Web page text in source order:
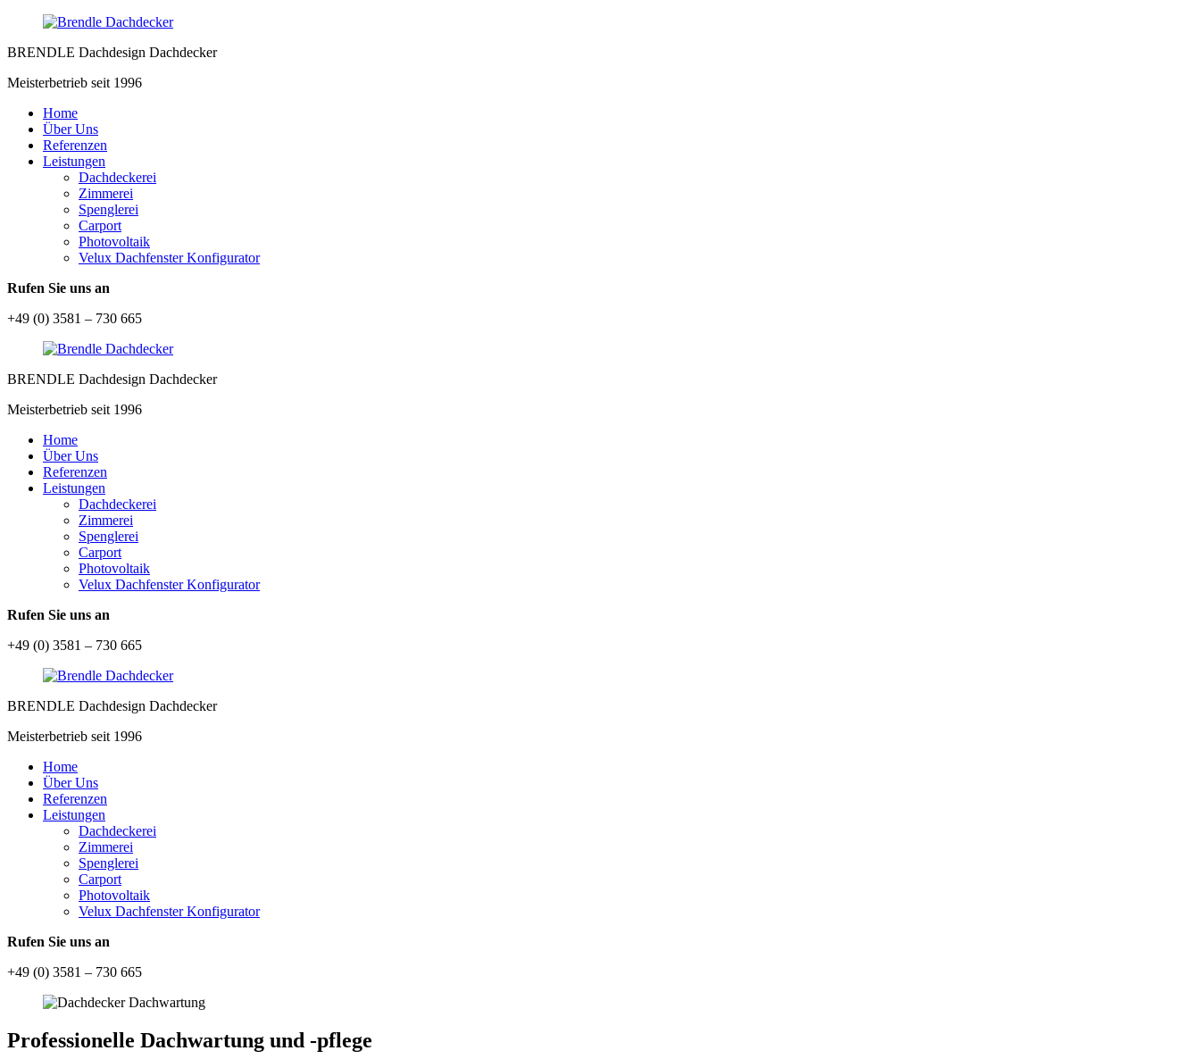
BRENDLE Dachdesign Dachdecker
Meisterbetrieb seit 1996
Home
Über Uns
Referenzen
Leistungen
Dachdeckerei
Zimmerei
Spenglerei
Carport
Photovoltaik
Velux Dachfenster Konfigurator
Rufen Sie uns an
+49 (0) 3581 – 730 665
BRENDLE Dachdesign Dachdecker
Meisterbetrieb seit 1996
Home
Über Uns
Referenzen
Leistungen
Dachdeckerei
Zimmerei
Spenglerei
Carport
Photovoltaik
Velux Dachfenster Konfigurator
Rufen Sie uns an
+49 (0) 3581 – 730 665
BRENDLE Dachdesign Dachdecker
Meisterbetrieb seit 1996
Home
Über Uns
Referenzen
Leistungen
Dachdeckerei
Zimmerei
Spenglerei
Carport
Photovoltaik
Velux Dachfenster Konfigurator
Rufen Sie uns an
+49 (0) 3581 – 730 665
Professionelle Dachwartung und -pflege